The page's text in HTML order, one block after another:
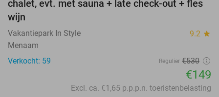
chalet, evt. met sauna + late check-out + fles
wijn
Vakantiepark In Style 9.2 star
Menaam
Verkocht: 59
Regulier €530
€149
Excl. ca. €1,65 p.p.p.n. toeristenbelasting